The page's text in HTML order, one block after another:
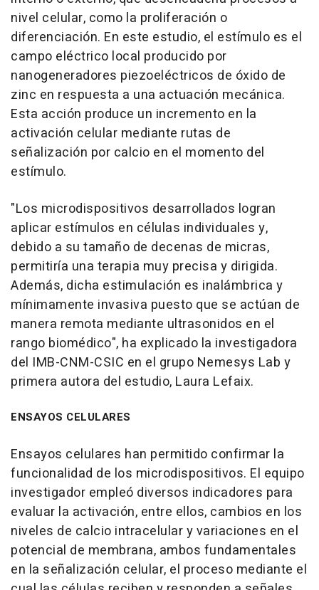
nivel celular, como la proliferación o
diferenciación. En este estudio, el estímulo es el
campo eléctrico local producido por
nanogeneradores piezoeléctricos de óxido de
zinc en respuesta a una actuación mecánica.
Esta acción produce un incremento en la
activación celular mediante rutas de
señalización por calcio en el momento del
estímulo.
"Los microdispositivos desarrollados logran
aplicar estímulos en células individuales y,
debido a su tamaño de decenas de micras,
permitiría una terapia muy precisa y dirigida.
Además, dicha estimulación es inalámbrica y
mínimamente invasiva puesto que se actúan de
manera remota mediante ultrasonidos en el
rango biomédico", ha explicado la investigadora
del IMB-CNM-CSIC en el grupo Nemesys Lab y
primera autora del estudio, Laura Lefaix.
ENSAYOS CELULARES
Ensayos celulares han permitido confirmar la
funcionalidad de los microdispositivos. El equipo
investigador empleó diversos indicadores para
evaluar la activación, entre ellos, cambios en los
niveles de calcio intracelular y variaciones en el
potencial de membrana, ambos fundamentales
en la señalización celular, el proceso mediante el